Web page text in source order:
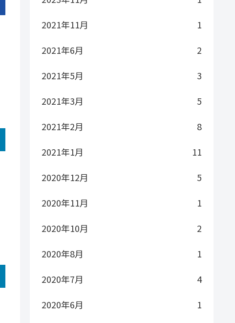
2021年11月
1
2021年6月
2
2021年5月
3
2021年3月
5
2021年2月
8
2021年1月
11
2020年12月
5
2020年11月
1
2020年10月
2
2020年8月
1
2020年7月
4
2020年6月
1